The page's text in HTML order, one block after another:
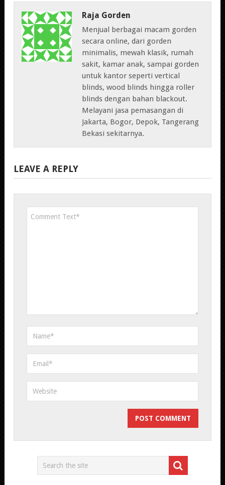
Raja Gorden
Menjual berbagai macam gorden
secara online, dari gorden
minimalis, mewah klasik, rumah
sakit, kamar anak, sampai gorden
untuk kantor seperti vertical
blinds, wood blinds hingga roller
blinds dengan bahan blackout.
Melayani jasa pemasangan di
Jakarta, Bogor, Depok, Tangerang
Bekasi sekitarnya.
LEAVE A REPLY